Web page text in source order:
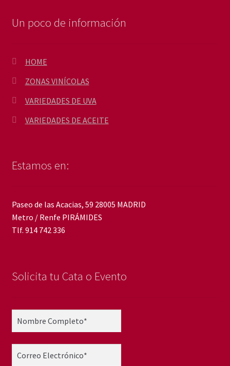
Un poco de información
HOME
ZONAS VINÍCOLAS
VARIEDADES DE UVA
VARIEDADES DE ACEITE
Estamos en:
Paseo de las Acacias, 59 28005 MADRID
Metro / Renfe PIRÁMIDES
Tlf. 914 742 336
Solicita tu Cata o Evento